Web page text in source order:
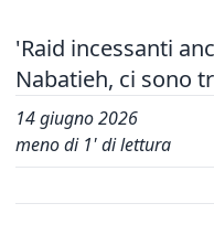
'Raid incessanti
Nabatieh, ci sono
14 giugno 2026
meno di 1' di lettura